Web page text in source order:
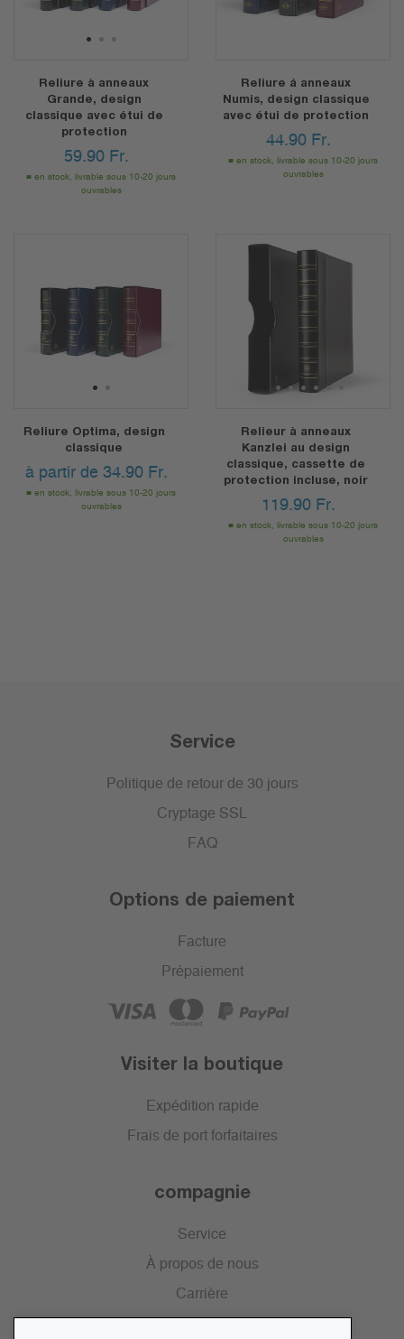
1 2 3
Reliure à anneaux
Grande, design
classique avec étui de
protection
59.90 Fr.
en stock, livrable sous 10-20 jours
ouvrables
Reliure á anneaux
Numis, design classique
avec étui de protection
44.90 Fr.
en stock, livrable sous 10-20 jours
ouvrables
1 2
Reliure Optima, design
classique
à partir de 34.90 Fr.
en stock, livrable sous 10-20 jours
ouvrables
234567
Relieur à anneaux
Kanzlei au design
classique, cassette de
protection incluse, noir
119.90 Fr.
en stock, livrable sous 10-20 jours
ouvrables
Service
Politique de retour de 30 jours
Cryptage SSL
FAQ
Options de paiement
Facture
Prépaiement
Visiter la boutique
Expédition rapide
Frais de port forfaitaires
compagnie
Service
À propos de nous
Carrière